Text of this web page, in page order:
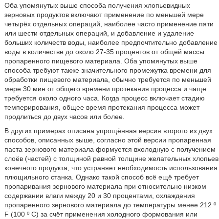
Оба упомянутых выше способа получения хлопьевидных
зерновых продуктов включают применение по меньшей мере
четырёх отдельных операций, наиболее часто применение пяти
или шести отдельных операций, и добавление и удаление
больших количеств воды, наиболее предпочтительно добавление
воды в количестве до около 27-35 процентов от общей массы
пропаренного пищевого материала. Оба упомянутых выше
способа требуют также значительного промежутка времени для
обработки пищевого материала, обычно требуется по меньшей
мере 30 мин от общего времени протекания процесса и чаще
требуется около одного часа. Когда процесс включает стадию
темперирования, общее время протекания процесса может
продлиться до двух часов или более.
В других примерах описана упрощённая версия второго из двух
способов, описанных выше, согласно этой версии пропаренная
паста зернового материала формуется вхолодную с получением
слоёв (частей) с толщиной равной толщине желательных хлопьев
конечного продукта, что устраняет необходимость использования
плющильного станка. Однако такой способ всё ещё требует
пропаривания зернового материала при относительно низком
содержании влаги между 20 и 30 процентами, охлаждения
пропаренного зернового материала до температуры менее 212 º
F (100 º С) за счёт применения холодного формования или